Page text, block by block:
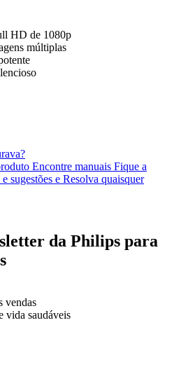
HD de 1080p
múltiplas
Encontre manuais Fique a
sugestões e Resolva quaisquer
da Philips para
vendas
vida saudáveis